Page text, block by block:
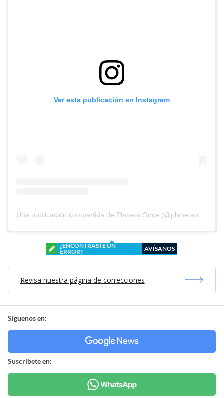
Ver esta publicación en Instagram
¿ENCONTRASTE UN
ERROR?
AVÍSANOS
Revisa nuestra página de correcciones
Síguenos en:
Suscríbete en: